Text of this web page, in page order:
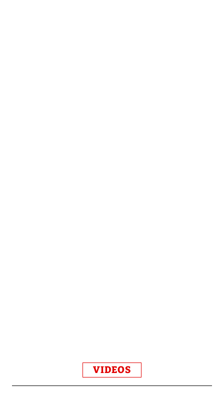
VIDEOS